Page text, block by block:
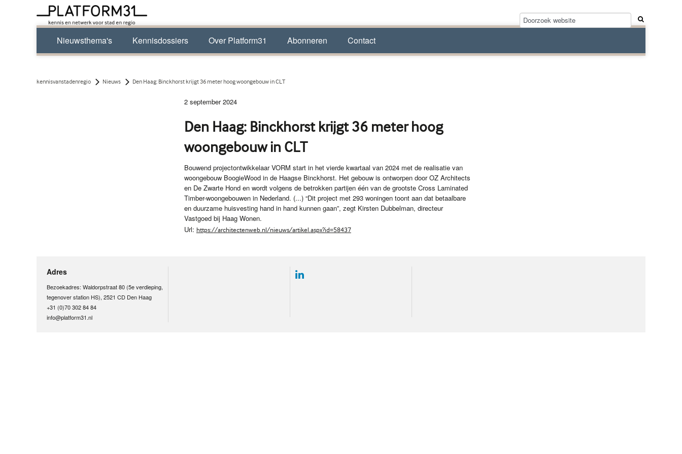
Nieuwsthema's Kennisdossiers Over Platform31 Abonneren Contact
kennisvanstadenregio Nieuws Den Haag: Binckhorst krijgt 36 meter hoog woongebouw in CLT
2 september 2024
Den Haag: Binckhorst krijgt 36 meter hoog
woongebouw in CLT
Bouwend projectontwikkelaar VORM start in het vierde kwartaal van 2024 met de realisatie van
woongebouw BoogieWood in de Haagse Binckhorst. Het gebouw is ontworpen door OZ Architects
en De Zwarte Hond en wordt volgens de betrokken partijen één van de grootste Cross Laminated
Timber-woongebouwen in Nederland. (...) “Dit project met 293 woningen toont aan dat betaalbare
en duurzame huisvesting hand in hand kunnen gaan”, zegt Kirsten Dubbelman, directeur
Vastgoed bij Haag Wonen.
Url: https://architectenweb.nl/nieuws/artikel.aspx?id=58437
Adres
Bezoekadres: Waldorpstraat 80 (5e verdieping,
tegenover station HS), 2521 CD Den Haag
+31 (0)70 302 84 84
info@platform31.nl